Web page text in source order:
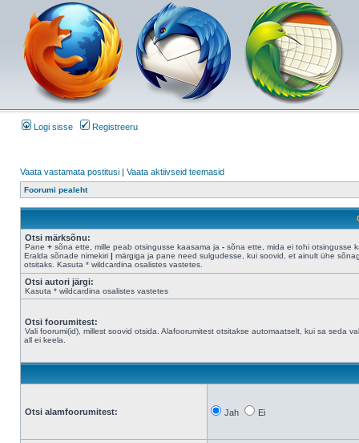
Logi sisse Registreeru
Vaata vastamata postitusi | Vaata aktiivseid teemasid
Foorumi pealeht
Otsi märksõnu:
Pane + sõna ette, mille peab otsingusse kaasama ja - sõna ette, mida ei tohi otsingusse
Eralda sõnade nimekiri | märgiga ja pane need sulgudesse, kui soovid, et ainult ühe
otsitaks. Kasuta * wildcardina osalistes vastetes.
Otsi autori järgi:
Kasuta * wildcardina osalistes vastetes
Otsi foorumitest:
Vali foorumi(id), millest soovid otsida. Alafoorumitest otsitakse automaatselt, kui sa seda
all ei keela.
Otsi alamfoorumitest: Jah Ei